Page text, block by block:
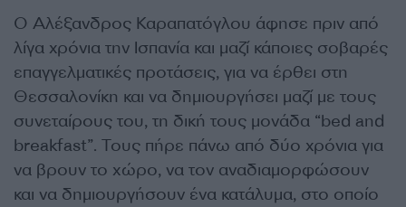
Ο Αλέξανδρος Καραπατόγλου άφησε πριν από
λίγα χρόνια την Ισπανία και μαζί κάποιες σοβαρές
επαγγελματικές προτάσεις, για να έρθει στη
Θεσσαλονίκη και να δημιουργήσει μαζί με τους
συνεταίρους του, τη δική τους μονάδα “bed and
breakfast”. Τους πήρε πάνω από δύο χρόνια για
να βρουν το χώρο, να τον αναδιαμορφώσουν
και να δημιουργήσουν ένα κατάλυμα, στο οποίο